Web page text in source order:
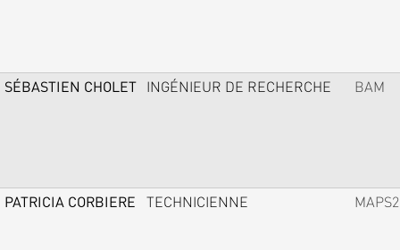
SÉBASTIEN CHOLET INGÉNIEUR DE RECHERCHE BAM
PATRICIA CORBIERE TECHNICIENNE MAPS2